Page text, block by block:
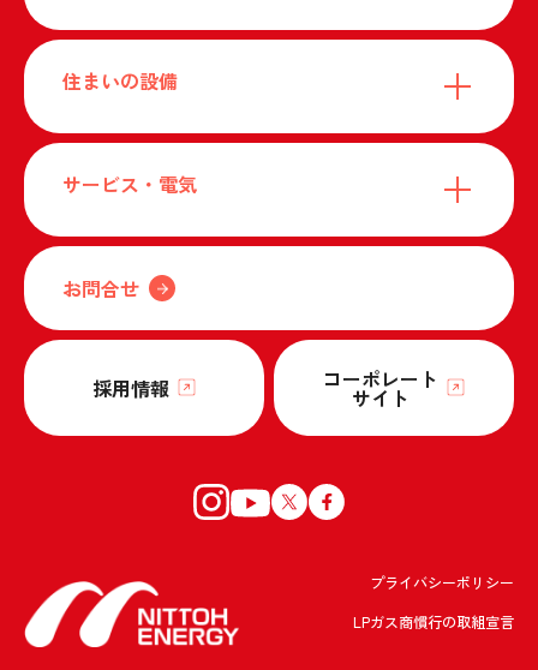
住まいの設備
サービス・電気
お問合せ
採用情報 コーポレート
サイト
プライバシーポリシー
LPガス商慣行の取組宣言